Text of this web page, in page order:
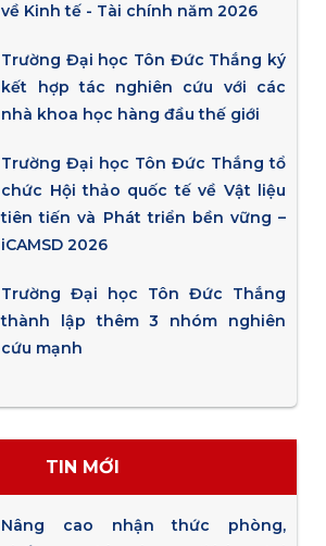
về Kinh tế - Tài chính năm 2026
Trường Đại học Tôn Đức Thắng ký
kết hợp tác nghiên cứu với các
nhà khoa học hàng đầu thế giới
Trường Đại học Tôn Đức Thắng tổ
chức Hội thảo quốc tế về Vật liệu
tiên tiến và Phát triển bền vững –
iCAMSD 2026
Trường Đại học Tôn Đức Thắng
thành lập thêm 3 nhóm nghiên
cứu mạnh
TIN MỚI
Nâng cao nhận thức phòng,